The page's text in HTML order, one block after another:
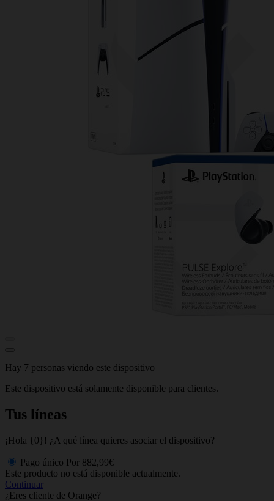
Hay 7 personas viendo este dispositivo
Este dispositivo está solamente disponible para clientes.
Tus líneas
¡Hola {0}! ¿A qué línea quieres asociar el dispositivo?
Pago único Por 882,99€
Este producto no está disponible actualmente.
Continuar
¿Eres cliente de Orange?